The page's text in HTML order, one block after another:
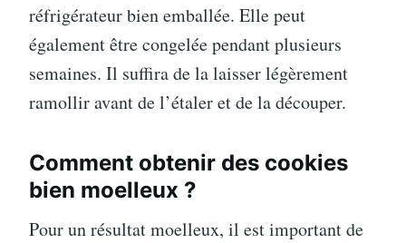
réfrigérateur bien emballée. Elle peut
également être congelée pendant plusieurs
semaines. Il suffira de la laisser légèrement
ramollir avant de l’étaler et de la découper.
Comment obtenir des cookies
bien moelleux ?
Pour un résultat moelleux, il est important de